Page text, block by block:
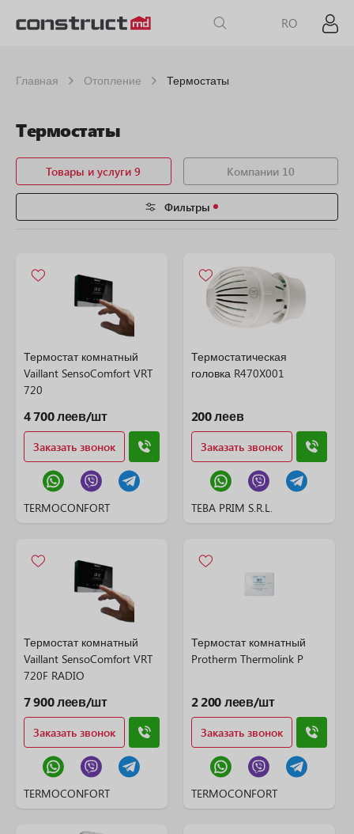
RO
Главная Отопление Термостаты
Термостаты
Товары и услуги 9 Компании 10
Фильтры
Термостат комнатный
Vaillant SensoComfort VRT
720
4 700 леев/шт
Заказать звонок
TERMOCONFORT
Термостатическая
головка R470X001
200 леев
Заказать звонок
TEBA PRIM S.R.L.
Термостат комнатный
Vaillant SensoComfort VRT
720F RADIO
7 900 леев/шт
Заказать звонок
TERMOCONFORT
Термостат комнатный
Protherm Thermolink P
2 200 леев/шт
Заказать звонок
TERMOCONFORT